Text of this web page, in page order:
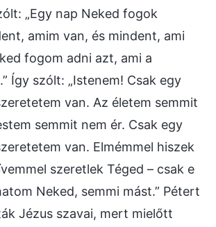
„Egy nap Neked fogok
amim van, és mindent, ami
fogom adni azt, ami a
Így szólt: „Istenem! Csak egy
van. Az életem semmit
semmit nem ér. Csak egy
van. Elmémmel hiszek
szeretlek Téged – csak e
Neked, semmi mást.” Pétert
Jézus szavai, mert mielőtt